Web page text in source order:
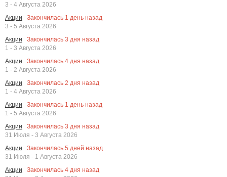
3 - 4 Августа 2026
Акции
Закончилась 1 день назад
3 - 5 Августа 2026
Акции
Закончилась 3 дня назад
1 - 3 Августа 2026
Акции
Закончилась 4 дня назад
1 - 2 Августа 2026
Акции
Закончилась 2 дня назад
1 - 4 Августа 2026
Акции
Закончилась 1 день назад
1 - 5 Августа 2026
Акции
Закончилась 3 дня назад
31 Июля - 3 Августа 2026
Акции
Закончилась 5 дней назад
31 Июля - 1 Августа 2026
Акции
Закончилась 4 дня назад